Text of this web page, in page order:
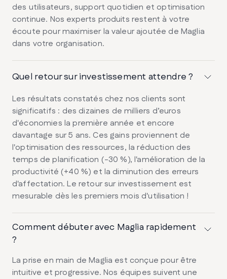
des utilisateurs, support quotidien et optimisation
continue. Nos experts produits restent à votre
écoute pour maximiser la valeur ajoutée de Maglia
dans votre organisation.
Quel retour sur investissement attendre ?
Les résultats constatés chez nos clients sont
significatifs : des dizaines de milliers d’euros
d'économies la première année et encore
davantage sur 5 ans. Ces gains proviennent de
l'optimisation des ressources, la réduction des
temps de planification (-30 %), l'amélioration de la
productivité (+40 %) et la diminution des erreurs
d'affectation. Le retour sur investissement est
mesurable dès les premiers mois d'utilisation !
Comment débuter avec Maglia rapidement
?
La prise en main de Maglia est conçue pour être
intuitive et progressive. Nos équipes suivent une